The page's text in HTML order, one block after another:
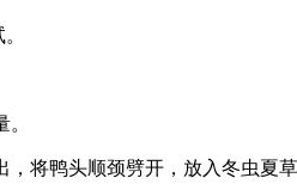
鸭头顺颈劈开，放入冬虫夏